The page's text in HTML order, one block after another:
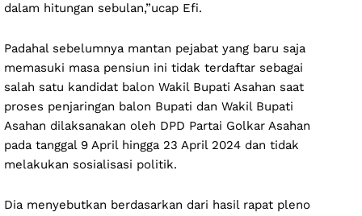
dalam hitungan sebulan,”ucap Efi.
Padahal sebelumnya mantan pejabat yang baru saja
memasuki masa pensiun ini tidak terdaftar sebagai
salah satu kandidat balon Wakil Bupati Asahan saat
proses penjaringan balon Bupati dan Wakil Bupati
Asahan dilaksanakan oleh DPD Partai Golkar Asahan
pada tanggal 9 April hingga 23 April 2024 dan tidak
melakukan sosialisasi politik.
Dia menyebutkan berdasarkan dari hasil rapat pleno